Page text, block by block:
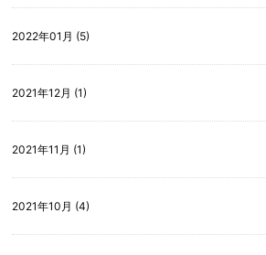
2022年01月 (5)
2021年12月 (1)
2021年11月 (1)
2021年10月 (4)